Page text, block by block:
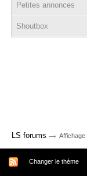
Petites annonces
Shoutbox
LS forums → Affichage
Changer le thème